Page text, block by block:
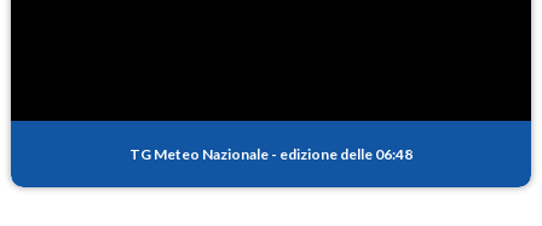
TG Meteo Nazionale - edizione delle 06:48